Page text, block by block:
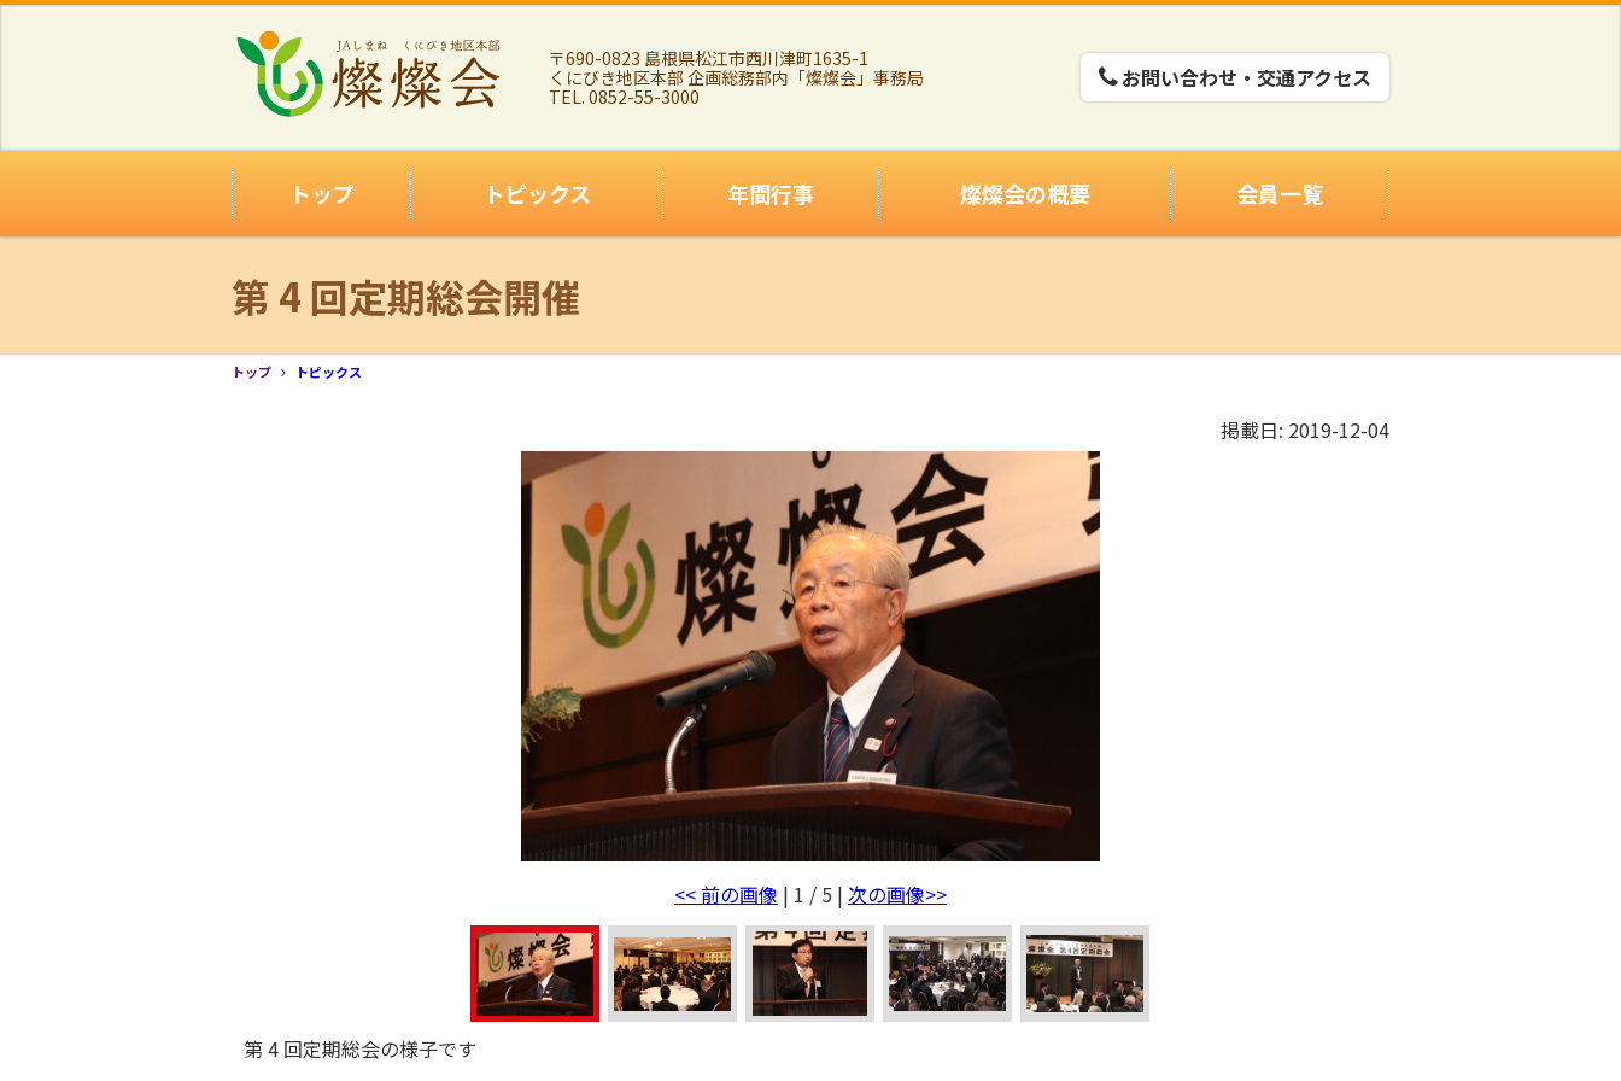
〒690-0823 島根県松江市西川津町1635-1
くにびき地区本部 企画総務部内「燦燦会」事務局
TEL. 0852-55-3000
お問い合わせ・交通アクセス
トップ トピックス 年間行事 燦燦会の概要 会員一覧
第 4 回定期総会開催
トップ トピックス
掲載日: 2019-12-04
<< 前の画像 | 1 / 5 | 次の画像>>
第 4 回定期総会の様子です